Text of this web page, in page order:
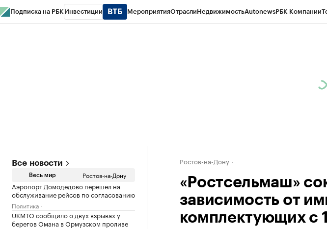
Подписка на РБК Инвестиции МероприятияОтраслиНедвижимостьAutonewsРБК Компании
Все новости
Весь мир Ростов-на-Дону
Аэропорт Домодедово перешел на
обслуживание рейсов по согласованию
Политика
UKMTO сообщило о двух взрывах у
берегов Омана в Ормузском проливе
Ростов-на-Дону
«Ростсельмаш»
зависимость от
комплектующих с